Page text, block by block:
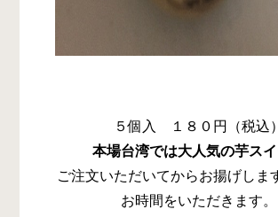
５個入 １８０円（税込）
本場台湾では大人気の芋ス
ご注文いただいてからお揚げしま
お時間をいただきます。